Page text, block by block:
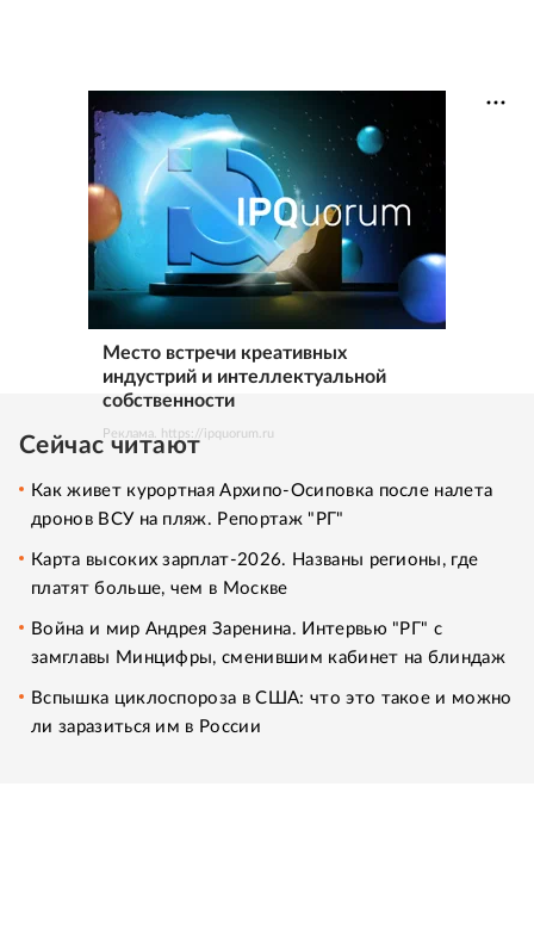
Место встречи креативных
индустрий и интеллектуальной
собственности
Реклама. https://ipquorum.ru
Сейчас читают
Как живет курортная Архипо-Осиповка после налета
дронов ВСУ на пляж. Репортаж "РГ"
Карта высоких зарплат-2026. Названы регионы, где
платят больше, чем в Москве
Война и мир Андрея Заренина. Интервью "РГ" с
замглавы Минцифры, сменившим кабинет на блиндаж
Вспышка циклоспороза в США: что это такое и можно
ли заразиться им в России